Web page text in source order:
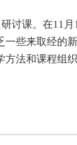
讨课。在11
些来取经的
法和课程组织